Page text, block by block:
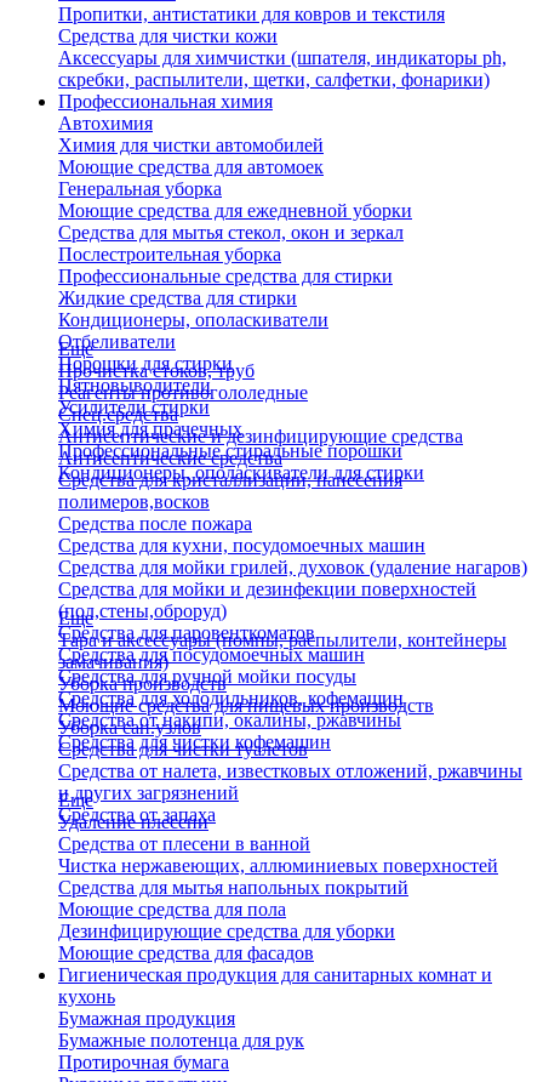
Пропитки, антистатики для ковров и текстиля
Средства для чистки кожи
Аксессуары для химчистки (шпателя, индикаторы ph,
скребки, распылители, щетки, салфетки, фонарики)
Профессиональная химия
Автохимия
Химия для чистки автомобилей
Моющие средства для автомоек
Генеральная уборка
Моющие средства для ежедневной уборки
Средства для мытья стекол, окон и зеркал
Послестроительная уборка
Профессиональные средства для стирки
Жидкие средства для стирки
Кондиционеры, ополаскиватели
Отбеливатели
Порошки для стирки
Пятновыводители
Усилители стирки
Химия для прачечных
Профессиональные стиральные порошки
Кондиционеры, ополаскиватели для стирки
Еще
Прочистка стоков, труб
Реагенты противогололедные
Спец.средства
Антисептические и дезинфицирующие средства
Антисептические средства
Средства для кристаллизации, нанесения
полимеров,восков
Средства после пожара
Средства для кухни, посудомоечных машин
Средства для мойки грилей, духовок (удаление нагаров)
Средства для мойки и дезинфекции поверхностей
(пол,стены,оброруд)
Средства для паровенткоматов
Средства для посудомоечных машин
Средства для ручной мойки посуды
Средства для холодильников, кофемашин
Средства от накипи, окалины, ржавчины
Средства для чистки кофемашин
Еще
Тара и аксессуары (помпы, распылители, контейнеры
замачивания)
Уборка производств
Моющие средства для пищевых производств
Уборка сан.узлов
Средства для чистки туалетов
Средства от налета, известковых отложений, ржавчины
и других загрязнений
Средства от запаха
Еще
Удаление плесени
Средства от плесени в ванной
Чистка нержавеющих, аллюминиевых поверхностей
Средства для мытья напольных покрытий
Моющие средства для пола
Дезинфицирующие средства для уборки
Моющие средства для фасадов
Гигиеническая продукция для санитарных комнат и
кухонь
Бумажная продукция
Бумажные полотенца для рук
Протирочная бумага